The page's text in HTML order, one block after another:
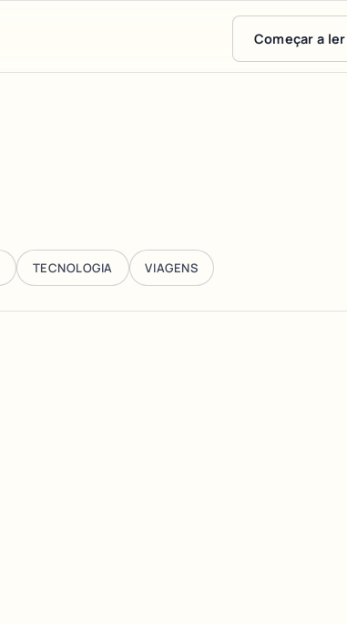
Começar a ler
TECNOLOGIA VIAGENS